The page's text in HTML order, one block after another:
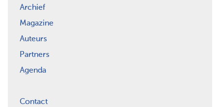
Archief
Magazine
Auteurs
Partners
Agenda
Contact